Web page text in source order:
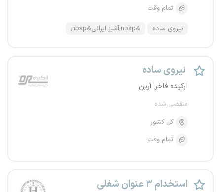
تمام وقت
نیروی ساده &nbsp;آشپز ایرانی&nbsp;
نیروی ساده
ارکیده فاخر آرین
منقضی شده
کل کشور
تمام وقت
استخدام ۳ عنوان شغلی